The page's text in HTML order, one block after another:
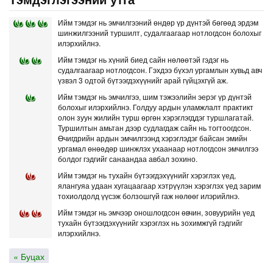
Ийм тэмдэг нь эмчилгээний өндөр үр дүнтэй бөгөөд эрдэм
шинжилгээний туршилт, судалгаагаар нотлогдсон болохыг
илэрхийлнэ.
Ийм тэмдэг нь хүний биед сайн нөлөөтэй гэдэг нь
судалгаагаар нотлогдсон. Гэхдээ бүхэл ургамлын хувьд авч
үзвэл 3 одтой бүтээгдэхүүнийг арай гүйцэхгүй аж.
Ийм тэмдэг нь эмчилгээ, шим тэжээлийн эерэг үр дүнтэй
болохыг илэрхийлнэ. Голдуу ардын уламжлалт практикт
олон зуун жилийн турш өргөн хэрэглэгддэг туршлагатай.
Туршилтын амьтан дээр судлагдаж сайн нь тогтоогдсон.
Өчигдрийн ардын эмчилгээнд хэрэглэдэг байсан эмийн
ургамал өнөөдөр шинжлэх ухаанаар нотлогдсон эмчилгээ
болдог гэдгийг санаандаа авбал зохино.
Ийм тэмдэг нь тухайн бүтээгдэхүүнийг хэрэглэх үед,
ялангуяа удаан хугацаагаар хэтрүүлэн хэрэглэх үед зарим
тохиолдолд үүсэж болзошгүй гаж нөлөөг илэрийлнэ.
Ийм тэмдэг нь эмчээр оношлогдсон өвчин, зовуурийн үед
тухайн бүтээгдэхүүнийг хэрэглэх нь зохимжгүй гэдгийг
илэрхийлнэ.
« Буцах